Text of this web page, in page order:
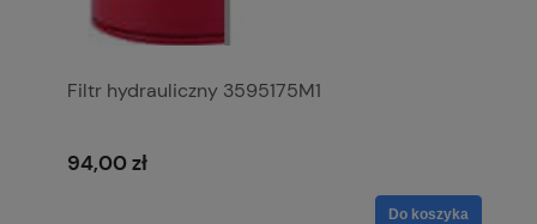
Filtr hydrauliczny 3595175M1
94,00 zł
Do koszyka